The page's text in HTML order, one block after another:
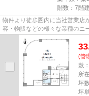
階数：7階
物件より徒歩圏内に当社営業店
容・物販などの様々な業種のニ
尚、弊社ではおとり広告は一切...
(管
敷
所
坪
坪